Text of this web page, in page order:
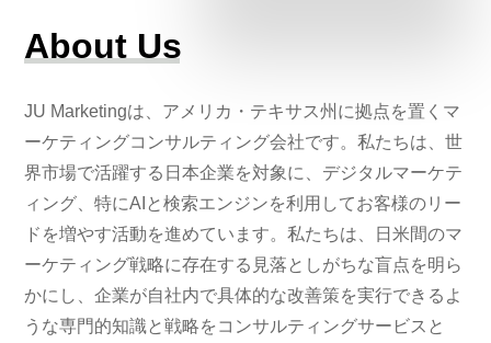
About Us
JU Marketingは、アメリカ・テキサス州に拠点を置くマ
ーケティングコンサルティング会社です。私たちは、世
界市場で活躍する日本企業を対象に、デジタルマーケテ
ィング、特にAIと検索エンジンを利用してお客様のリー
ドを増やす活動を進めています。私たちは、日米間のマ
ーケティング戦略に存在する見落としがちな盲点を明ら
かにし、企業が自社内で具体的な改善策を実行できるよ
うな専門的知識と戦略をコンサルティングサービスと